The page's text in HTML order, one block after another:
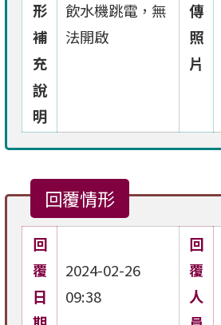
形
補
充
說
明
飲水機跳電，無
法開啟
傳
照
片
回覆情形
回
覆
日
2024-02-26
09:38
回
覆
人